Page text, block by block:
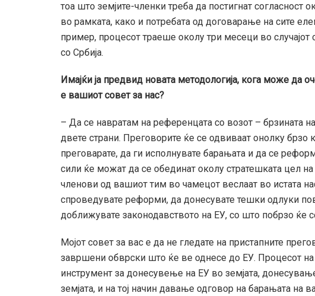
тоа што земјите-членки треба да постигнат согласност
во рамката, како и потребата од договарање на сите
пример, процесот траеше околу три месеци во случајот
со Србија.
Имајќи ја предвид новата методологија, кога може да
е вашиот совет за нас?
– Да се навратам на референцата со возот – брзината
двете страни. Преговорите ќе се одвиваат онолку
преговарате, да ги исполнувате барањата и да се
сили ќе можат да се обединат околу стратешката цел
членови од вашиот тим во чамецот веслаат во истата
спроведувате реформи, да донесувате тешки одлуки
доближувате законодавството на ЕУ, со што побрзо ќе
Мојот совет за вас е да не гледате на пристапните
завршени обврски што ќе ве однесе до ЕУ. Процесот на
инструмент за донесувење на ЕУ во земјата,
земјата, и на тој начин давање одговор на барањата на